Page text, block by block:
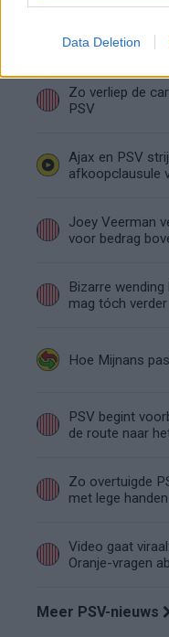
Data Deletion
League? PSV
tegenstanders
Zo verliep de
PSV
Ajax en PSV
afkoopclausule
Joey Veerman
voor bedrag
Bizarre
mag tóch verder
Hoe Mijnans
PSV begint
de route naar
Zo overtuigde
met lege
Video gaat
Oranje-vragen
Meer PSV-nieuws